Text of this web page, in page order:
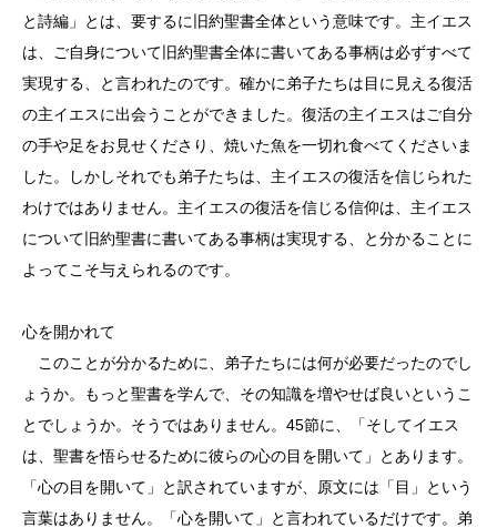
と詩編」とは、要するに旧約聖書全体という意味です。主イエス
は、ご自身について旧約聖書全体に書いてある事柄は必ずすべて
実現する、と言われたのです。確かに弟子たちは目に見える復活
の主イエスに出会うことができました。復活の主イエスはご自分
の手や足をお見せくださり、焼いた魚を一切れ食べてくださいま
した。しかしそれでも弟子たちは、主イエスの復活を信じられた
わけではありません。主イエスの復活を信じる信仰は、主イエス
について旧約聖書に書いてある事柄は実現する、と分かることに
よってこそ与えられるのです。
心を開かれて
このことが分かるために、弟子たちには何が必要だったのでし
ょうか。もっと聖書を学んで、その知識を増やせば良いというこ
とでしょうか。そうではありません。45節に、「そしてイエス
は、聖書を悟らせるために彼らの心の目を開いて」とあります。
「心の目を開いて」と訳されていますが、原文には「目」という
言葉はありません。「心を開いて」と言われているだけです。弟